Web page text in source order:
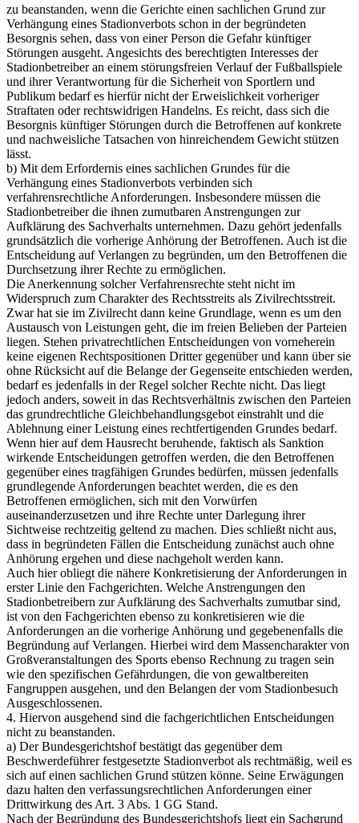
zu beanstanden, wenn die Gerichte einen sachlichen Grund zur
Verhängung eines Stadionverbots schon in der begründeten
Besorgnis sehen, dass von einer Person die Gefahr künftiger
Störungen ausgeht. Angesichts des berechtigten Interesses der
Stadionbetreiber an einem störungsfreien Verlauf der Fußballspiele
und ihrer Verantwortung für die Sicherheit von Sportlern und
Publikum bedarf es hierfür nicht der Erweislichkeit vorheriger
Straftaten oder rechtswidrigen Handelns. Es reicht, dass sich die
Besorgnis künftiger Störungen durch die Betroffenen auf konkrete
und nachweisliche Tatsachen von hinreichendem Gewicht stützen
lässt.
b) Mit dem Erfordernis eines sachlichen Grundes für die
Verhängung eines Stadionverbots verbinden sich
verfahrensrechtliche Anforderungen. Insbesondere müssen die
Stadionbetreiber die ihnen zumutbaren Anstrengungen zur
Aufklärung des Sachverhalts unternehmen. Dazu gehört jedenfalls
grundsätzlich die vorherige Anhörung der Betroffenen. Auch ist die
Entscheidung auf Verlangen zu begründen, um den Betroffenen die
Durchsetzung ihrer Rechte zu ermöglichen.
Die Anerkennung solcher Verfahrensrechte steht nicht im
Widerspruch zum Charakter des Rechtsstreits als Zivilrechtsstreit.
Zwar hat sie im Zivilrecht dann keine Grundlage, wenn es um den
Austausch von Leistungen geht, die im freien Belieben der Parteien
liegen. Stehen privatrechtlichen Entscheidungen von vorneherein
keine eigenen Rechtspositionen Dritter gegenüber und kann über sie
ohne Rücksicht auf die Belange der Gegenseite entschieden werden,
bedarf es jedenfalls in der Regel solcher Rechte nicht. Das liegt
jedoch anders, soweit in das Rechtsverhältnis zwischen den Parteien
das grundrechtliche Gleichbehandlungsgebot einstrahlt und die
Ablehnung einer Leistung eines rechtfertigenden Grundes bedarf.
Wenn hier auf dem Hausrecht beruhende, faktisch als Sanktion
wirkende Entscheidungen getroffen werden, die den Betroffenen
gegenüber eines tragfähigen Grundes bedürfen, müssen jedenfalls
grundlegende Anforderungen beachtet werden, die es den
Betroffenen ermöglichen, sich mit den Vorwürfen
auseinanderzusetzen und ihre Rechte unter Darlegung ihrer
Sichtweise rechtzeitig geltend zu machen. Dies schließt nicht aus,
dass in begründeten Fällen die Entscheidung zunächst auch ohne
Anhörung ergehen und diese nachgeholt werden kann.
Auch hier obliegt die nähere Konkretisierung der Anforderungen in
erster Linie den Fachgerichten. Welche Anstrengungen den
Stadionbetreibern zur Aufklärung des Sachverhalts zumutbar sind,
ist von den Fachgerichten ebenso zu konkretisieren wie die
Anforderungen an die vorherige Anhörung und gegebenenfalls die
Begründung auf Verlangen. Hierbei wird dem Massencharakter von
Großveranstaltungen des Sports ebenso Rechnung zu tragen sein
wie den spezifischen Gefährdungen, die von gewaltbereiten
Fangruppen ausgehen, und den Belangen der vom Stadionbesuch
Ausgeschlossenen.
4. Hiervon ausgehend sind die fachgerichtlichen Entscheidungen
nicht zu beanstanden.
a) Der Bundesgerichtshof bestätigt das gegenüber dem
Beschwerdeführer festgesetzte Stadionverbot als rechtmäßig, weil es
sich auf einen sachlichen Grund stützen könne. Seine Erwägungen
dazu halten den verfassungsrechtlichen Anforderungen einer
Drittwirkung des Art. 3 Abs. 1 GG Stand.
Nach der Begründung des Bundesgerichtshofs liegt ein Sachgrund